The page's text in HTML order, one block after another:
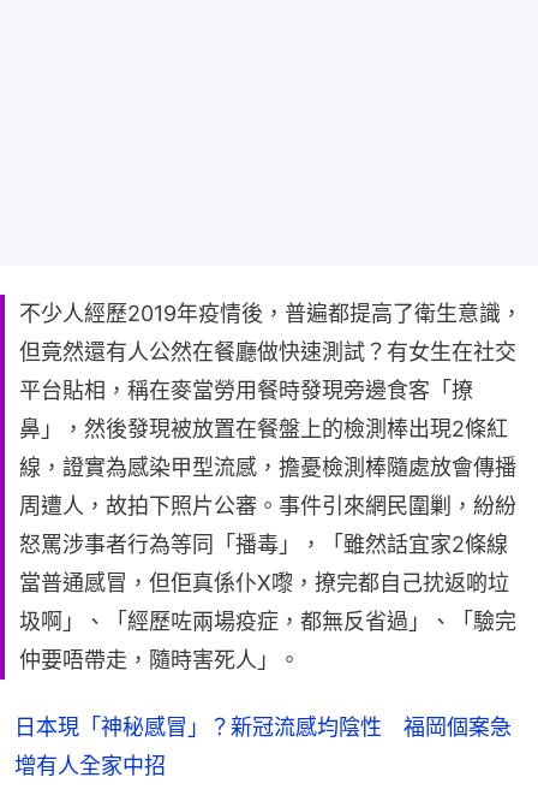
不少人經歷2019年疫情後，普遍都提高了衛生意識，
但竟然還有人公然在餐廳做快速測試？有女生在社交
平台貼相，稱在麥當勞用餐時發現旁邊食客「撩
鼻」，然後發現被放置在餐盤上的檢測棒出現2條紅
線，證實為感染甲型流感，擔憂檢測棒隨處放會傳播
周遭人，故拍下照片公審。事件引來網民圍剿，紛紛
怒罵涉事者行為等同「播毒」，「雖然話宜家2條線
當普通感冒，但佢真係仆X嚟，撩完都自己抌返啲垃
圾啊」、「經歷咗兩場疫症，都無反省過」、「驗完
仲要唔帶走，隨時害死人」。
日本現「神秘感冒」？新冠流感均陰性 福岡個案急
增有人全家中招